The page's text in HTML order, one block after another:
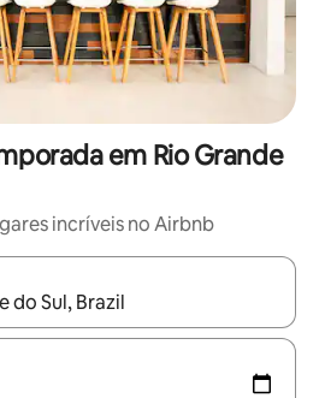
em Rio Grande
incríveis no Airbnb
estiverem disponíveis, explore-os